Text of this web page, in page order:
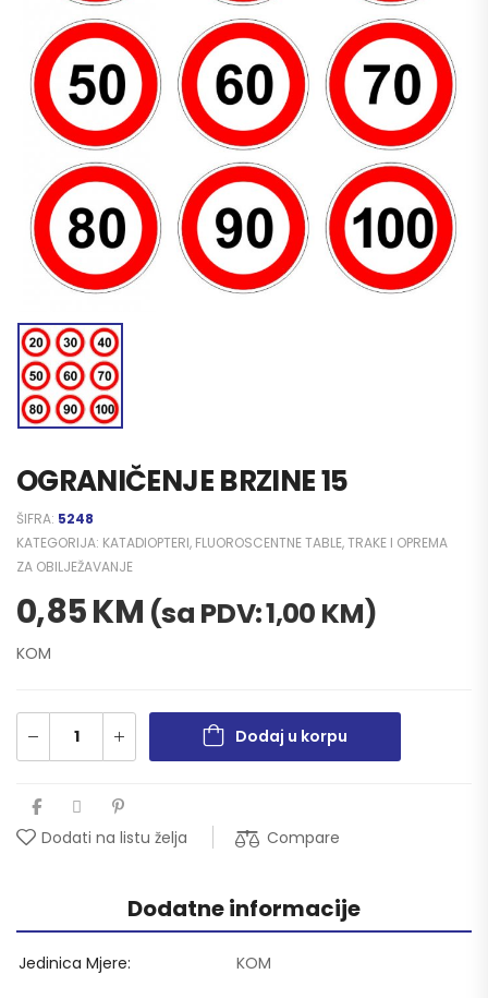
OGRANIČENJE BRZINE 15
ŠIFRA: 5248
KATEGORIJA: KATADIOPTERI, FLUOROSCENTNE TABLE, TRAKE I OPREMA
ZA OBILJEŽAVANJE
0,85KM (sa PDV:1,00 KM)
KOM
Dodaj u korpu
Dodati na listu želja Compare
Dodatne informacije
Jedinica Mjere KOM